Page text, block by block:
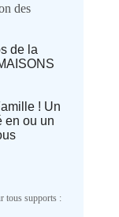
to
lib/Cake/View/
des
de la
! Un
en ou un
tous supports :